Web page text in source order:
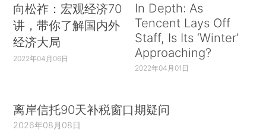
向松祚：宏观经济70
讲，带你了解国内外
经济大局
2022年04月06日
In Depth: As
Tencent Lays Off
Staff, Is Its ‘Winter’
Approaching?
2022年04月01日
离岸信托90天补税窗口期疑问
2026年08月08日